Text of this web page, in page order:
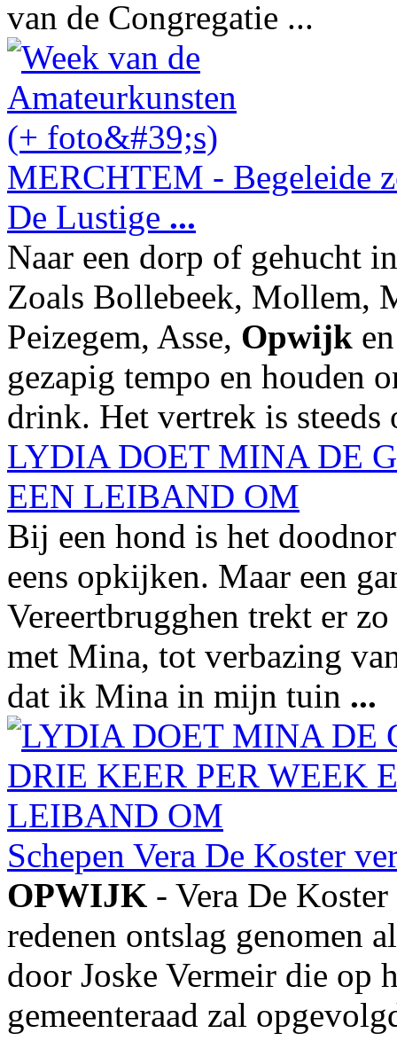
van de Congregatie ...
MERCHTEM - Begeleide
De Lustige ...
Naar een dorp of gehucht
Zoals Bollebeek, Mollem,
Peizegem, Asse, Opwijk
gezapig tempo en houden
drink. Het vertrek is steeds
LYDIA DOET MINA DE
EEN LEIBAND OM
Bij een hond is het
eens opkijken. Maar een
Vereertbrugghen trekt er
met Mina, tot verbazing
dat ik Mina in mijn tuin ...
Schepen Vera De Koster
OPWIJK - Vera De
redenen ontslag genomen
door Joske Vermeir die op
gemeenteraad zal